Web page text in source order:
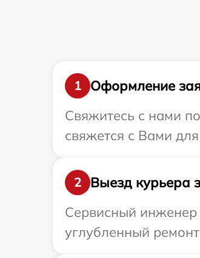
1
Оформление
Свяжитесь с нами
свяжется с Вами
2
Выезд курьера
Сервисный инженер
углубленный